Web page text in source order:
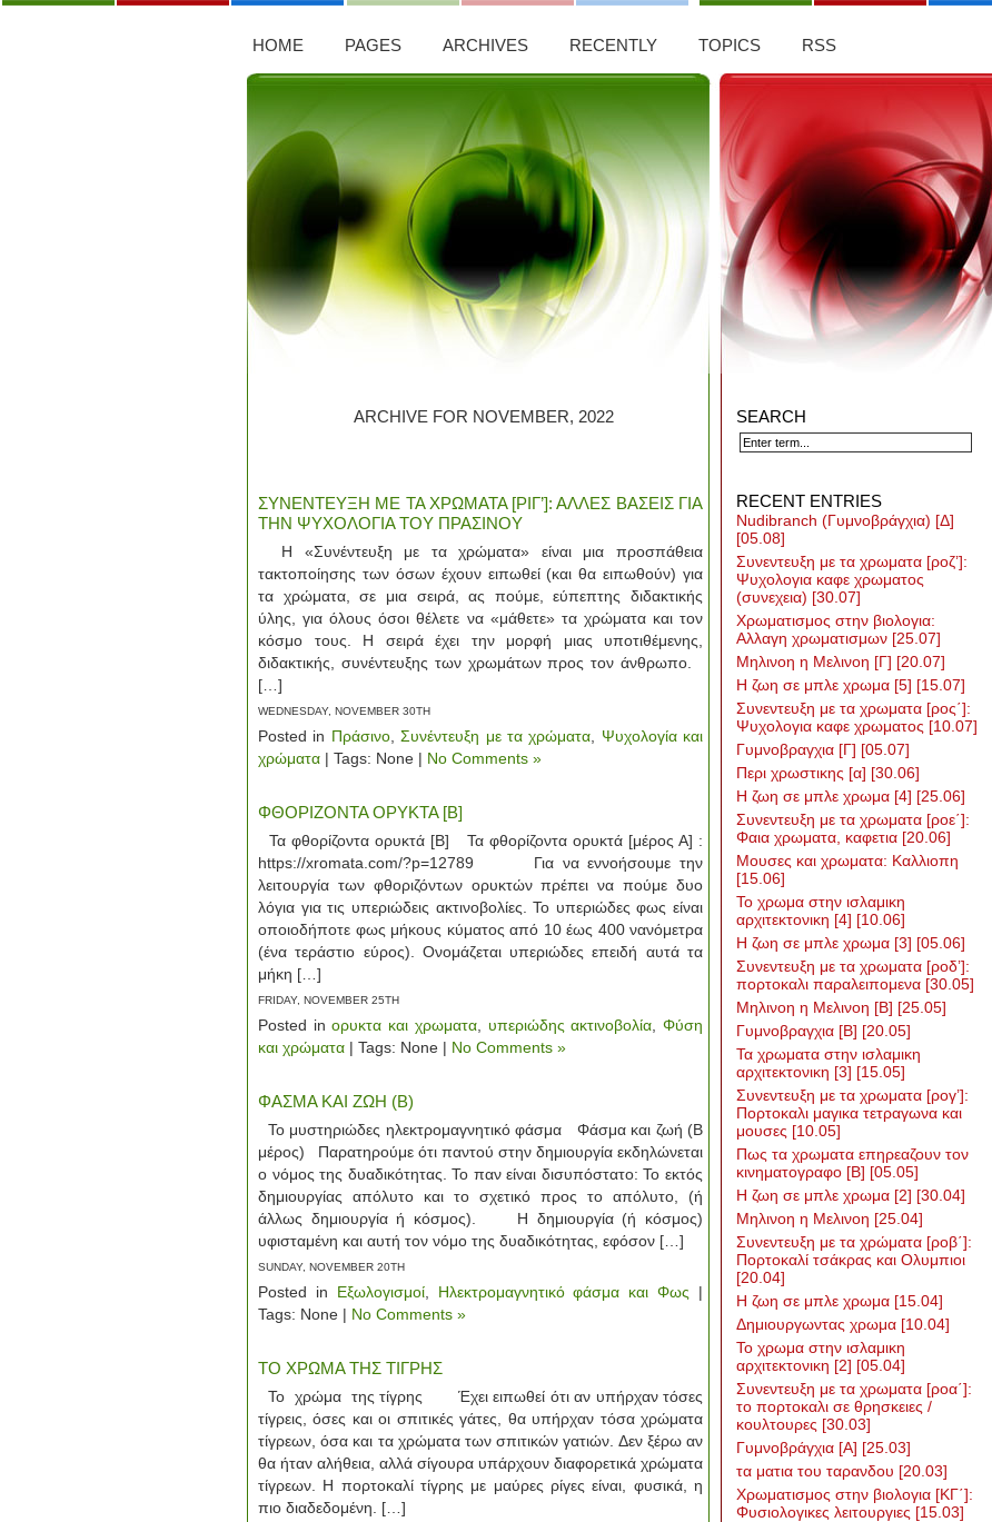
HOME PAGES ARCHIVES RECENTLY TOPICS RSS
ARCHIVE FOR NOVEMBER, 2022
ΣΥΝΕΝΤΕΥΞΗ ΜΕ ΤΑ ΧΡΩΜΑΤΑ [ΡΙΓ’]: ΑΛΛΕΣ ΒΑΣΕΙΣ ΓΙΑ
ΤΗΝ ΨΥΧΟΛΟΓΙΑ ΤΟΥ ΠΡΑΣΙΝΟΥ
Η «Συνέντευξη με τα χρώματα» είναι μια προσπάθεια
τακτοποίησης των όσων έχουν ειπωθεί (και θα ειπωθούν) για
τα χρώματα, σε μια σειρά, ας πούμε, εύπεπτης διδακτικής
ύλης, για όλους όσοι θέλετε να «μάθετε» τα χρώματα και τον
κόσμο τους. Η σειρά έχει την μορφή μιας υποτιθέμενης,
διδακτικής, συνέντευξης των χρωμάτων προς τον άνθρωπο.
[…]
WEDNESDAY, NOVEMBER 30TH
Posted in Πράσινο,Συνέντευξη με τα χρώματα
Ψυχολογία και
χρώματα | Tags: None | No Comments »
ΦΘΟΡΙΖΟΝΤΑ ΟΡΥΚΤΑ [Β]
Τα φθορίζοντα ορυκτά [Β] Τα φθορίζοντα ορυκτά [μέρος Α] :
https://xromata.com/?p=12789 Για να εννοήσουμε την
λειτουργία των φθοριζόντων ορυκτών πρέπει να πούμε δυο
λόγια για τις υπεριώδεις ακτινοβολίες. Το υπεριώδες φως είναι
οποιοδήποτε φως μήκους κύματος από 10 έως 400 νανόμετρα
(ένα τεράστιο εύρος). Ονομάζεται υπεριώδες επειδή αυτά τα
μήκη […]
FRIDAY, NOVEMBER 25TH
Posted inορυκτα και χρωματα, υπεριώδης ακτινοβολία ,Φύση
και χρώματα | Tags: None | No Comments »
ΦΑΣΜΑ ΚΑΙ ΖΩΗ (Β)
Το μυστηριώδες ηλεκτρομαγνητικό φάσμα Φάσμα και ζωή (Β
μέρος) Παρατηρούμε ότι παντού στην δημιουργία εκδηλώνεται
ο νόμος της δυαδικότητας. Το παν είναι δισυπόστατο: Το εκτός
δημιουργίας απόλυτο και το σχετικό προς το απόλυτο, (ή
άλλως δημιουργία ή κόσμος). Η δημιουργία (ή κόσμος)
υφισταμένη και αυτή τον νόμο της δυαδικότητας, εφόσον […]
SUNDAY, NOVEMBER 20TH
Posted in Εξωλογισμοί, Ηλεκτρομαγνητικό φάσμα και Φως |
Tags: None | No Comments »
ΤΟ ΧΡΩΜΑ ΤΗΣ ΤΙΓΡΗΣ
To χρώμα της τίγρης Έχει ειπωθεί ότι αν υπήρχαν τόσες
τίγρεις, όσες και οι σπιτικές γάτες, θα υπήρχαν τόσα χρώματα
τίγρεων, όσα και τα χρώματα των σπιτικών γατιών. Δεν ξέρω αν
θα ήταν αλήθεια, αλλά σίγουρα υπάρχουν διαφορετικά χρώματα
τίγρεων. Η πορτοκαλί τίγρης με μαύρες ρίγες είναι, φυσικά, η
πιο διαδεδομένη. […]
SEARCH
RECENT ENTRIES
Nudibranch (Γυμνοβράγχια) [Δ]
[05.08]
Συνεντευξη με τα χρωματα [ροζ’]:
Ψυχολογια καφε χρωματος
(συνεχεια) [30.07]
Χρωματισμος στην βιολογια:
Αλλαγη χρωματισμων [25.07]
Μηλινοη η Μελινοη [Γ] [20.07]
Η ζωη σε μπλε χρωμα [5] [15.07]
Συνεντευξη με τα χρωματα [ρος΄]:
Ψυχολογια καφε χρωματος [10.07]
Γυμνοβραγχια [Γ] [05.07]
Περι χρωστικης [α] [30.06]
Η ζωη σε μπλε χρωμα [4] [25.06]
Συνεντευξη με τα χρωματα [ροε΄]:
Φαια χρωματα, καφετια [20.06]
Μουσες και χρωματα: Καλλιοπη
[15.06]
Το χρωμα στην ισλαμικη
αρχιτεκτονικη [4] [10.06]
Η ζωη σε μπλε χρωμα [3] [05.06]
Συνεντευξη με τα χρωματα [ροδ’]:
πορτοκαλι παραλειπομενα [30.05]
Μηλινοη η Μελινοη [Β] [25.05]
Γυμνοβραγχια [Β] [20.05]
Τα χρωματα στην ισλαμικη
αρχιτεκτονικη [3] [15.05]
Συνεντευξη με τα χρωματα [ρογ’]:
Πορτοκαλι μαγικα τετραγωνα και
μουσες [10.05]
Πως τα χρωματα επηρεαζουν τον
κινηματογραφο [Β] [05.05]
H ζωη σε μπλε χρωμα [2] [30.04]
Μηλινοη η Μελινοη [25.04]
Συνεντευξη με τα χρώματα [ροβ΄]:
Πορτοκαλί τσάκρας και Ολυμπιοι
[20.04]
Η ζωη σε μπλε χρωμα [15.04]
Δημιουργωντας χρωμα [10.04]
Το χρωμα στην ισλαμικη
αρχιτεκτονικη [2] [05.04]
Συνεντευξη με τα χρωματα [ροα΄]:
το πορτοκαλι σε θρησκειες /
κουλτουρες [30.03]
Γυμνοβράγχια [Α] [25.03]
τα ματια του ταρανδου [20.03]
Χρωματισμος στην βιολογια [ΚΓ΄]:
Φυσιολογικες λειτουργιες [15.03]